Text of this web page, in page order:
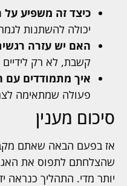
כיצד זה משפיע
יכולה להשתנות
האם יש עזרה
קשבת, לא רק לידיים
איך מתמודדים עם
פעולה שמתאימה
סיכום מענין
אז בפעם הבאה שאתם
שהצלחתם לתפוס את
יותר מדי. התהליך כנראה